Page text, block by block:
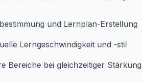
und Lernplan-Erstellung
Lerngeschwindigkeit und -stil
Bereiche bei gleichzeitiger